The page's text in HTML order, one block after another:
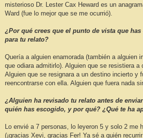
misterioso Dr. Lester Cax Heward es un
Ward (fue lo mejor que se me ocurrió).
¿Por qué crees que el punto de vista que
para tu relato?
Quería a alguien enamorada (también a alguien
que odiara admitirlo). Alguien que se resistiera a
Alguien que se resignara a un destino incierto y
reencontrarse con ella. Alguien que fuera nada
¿Alguien ha revisado tu relato antes de
quién has escogido, y por qué? ¿Qué te ha
Lo envié a 7 personas, lo leyeron 5 y solo 2 me
(¡gracias Xevi, gracias Fer! Ya sé a quién